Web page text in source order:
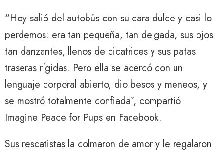
“Hoy salió del autobús con su cara dulce y casi lo
perdemos: era tan pequeña, tan delgada, sus ojos
tan danzantes, llenos de cicatrices y sus patas
traseras rígidas. Pero ella se acercó con un
lenguaje corporal abierto, dio besos y meneos, y
se mostró totalmente confiada”, compartió
Imagine Peace for Pups en Facebook.
Sus rescatistas la colmaron de amor y le regalaron